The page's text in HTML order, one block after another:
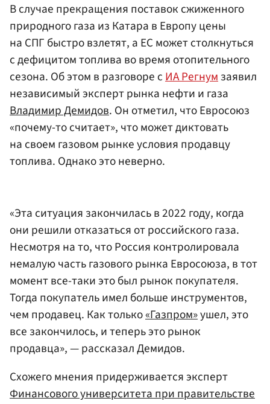
В случае прекращения поставок сжиженного
природного газа из Катара в Европу цены
на СПГ быстро взлетят, а ЕС может столкнуться
с дефицитом топлива во время отопительного
сезона. Об этом в разговоре сИА Регнумзаявил
независимый эксперт рынка нефти и газа
Владимир Демидов. Он отметил, что Евросоюз
«почему-то считает», что может диктовать
на своем газовом рынке условия продавцу
топлива. Однако это неверно.
«Эта ситуация закончилась в 2022 году, когда
они решили отказаться от российского газа.
Несмотря на то, что Россия контролировала
немалую часть газового рынка Евросоюза, в тот
момент все-таки это был рынок покупателя.
Тогда покупатель имел больше инструментов,
чем продавец. Как только«Газпром»ушел, это
все закончилось, и теперь это рынок
продавца», — рассказал Демидов.
Схожего мнения придерживается эксперт
Финансового университета при правительстве